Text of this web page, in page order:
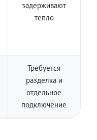
задерживают
тепло
Требуется
разделка и
отдельное
подключение